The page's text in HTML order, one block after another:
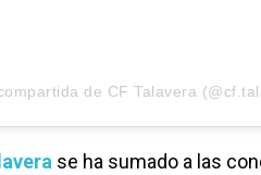
de CF Talavera
se ha sumado a las